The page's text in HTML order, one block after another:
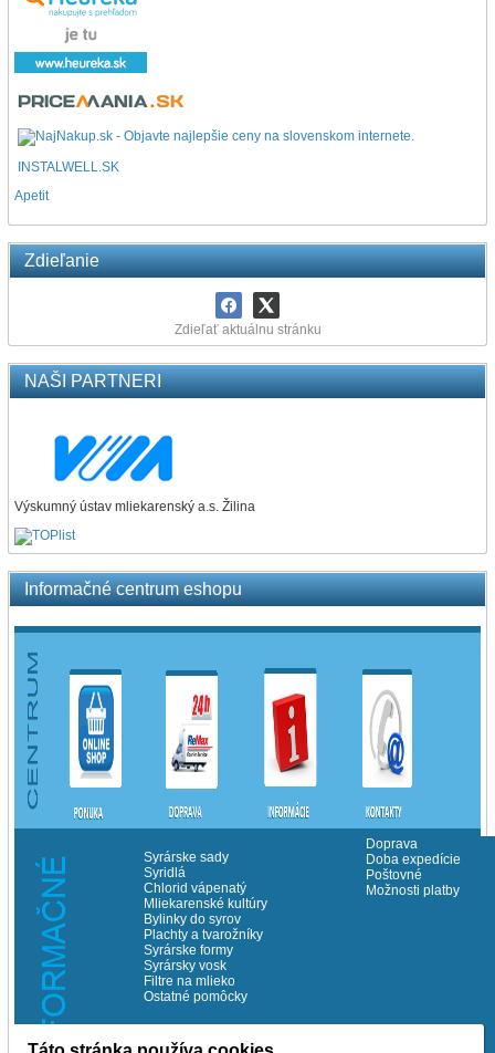
INSTALWELL.SK
Apetit
Zdieľanie
Zdieľať aktuálnu stránku
NAŠI PARTNERI
Výskumný ústav mliekarenský a.s. Žilina
Informačné centrum eshopu
Syrárske sady
Syridlá
Chlorid vápenatý
Mliekarenské kultúry
Bylinky do syrov
Plachty a tvarožníky
Syrárske formy
Syrársky vosk
Filtre na mlieko
Ostatné pomôcky
Doprava
Doba expedície
Poštovné
Možnosti platby